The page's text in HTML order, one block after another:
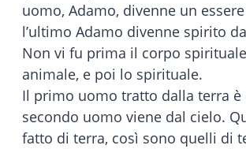
uomo, Adamo, divenne un
l’ultimo Adamo divenne spirito
Non vi fu prima il corpo
animale, e poi lo spirituale.
Il primo uomo tratto dalla terra è
secondo uomo viene dal cielo.
fatto di terra, così sono quelli di